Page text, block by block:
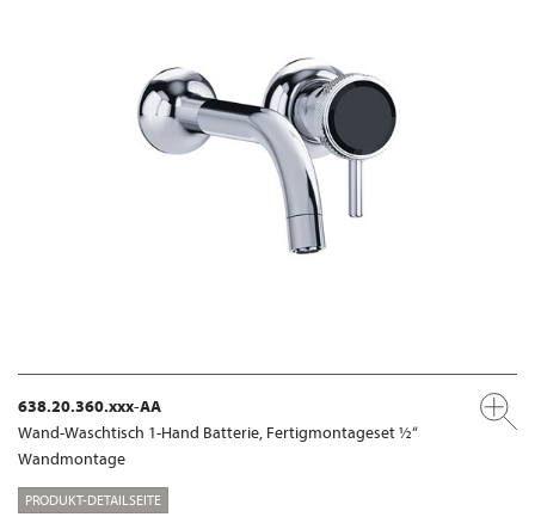
638.20.360.xxx-AA
Wand-Waschtisch 1-Hand Batterie, Fertigmontageset ½“
Wandmontage
PRODUKT-DETAILSEITE